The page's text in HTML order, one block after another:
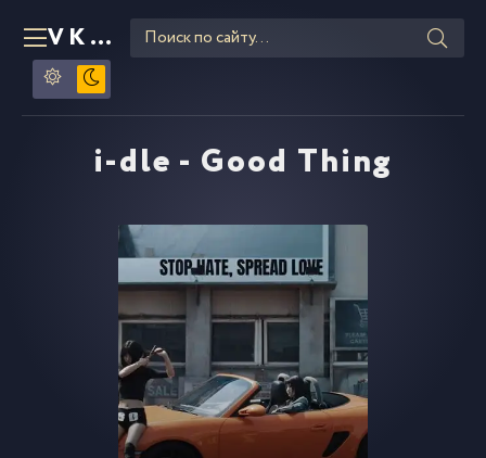
VKLIPE RU
i-dle - Good Thing